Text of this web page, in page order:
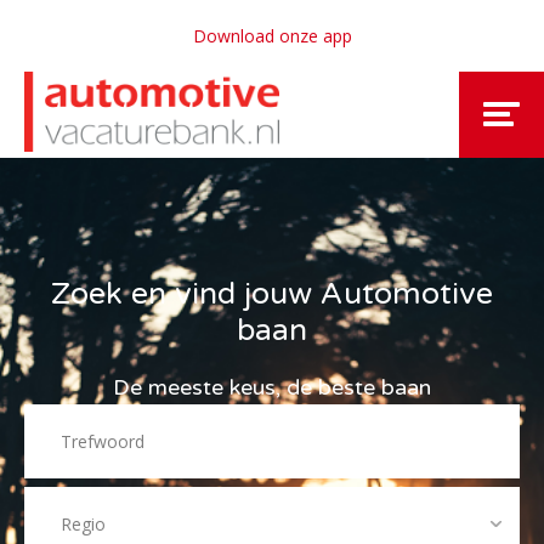
Download onze app
Zoek en vind jouw Automotive
baan
De meeste keus, de beste baan